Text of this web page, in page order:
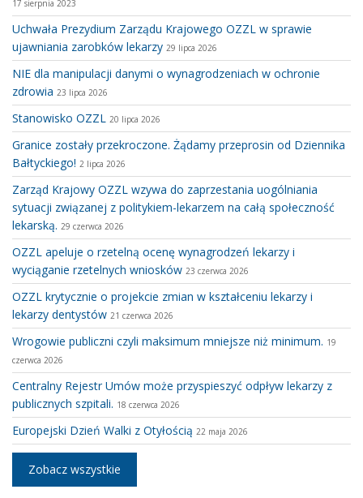
17 sierpnia 2023
Uchwała Prezydium Zarządu Krajowego OZZL w sprawie
ujawniania zarobków lekarzy 29 lipca 2026
NIE dla manipulacji danymi o wynagrodzeniach w ochronie
zdrowia 23 lipca 2026
Stanowisko OZZL 20 lipca 2026
Granice zostały przekroczone. Żądamy przeprosin od Dziennika
Bałtyckiego! 2 lipca 2026
Zarząd Krajowy OZZL wzywa do zaprzestania uogólniania
sytuacji związanej z politykiem-lekarzem na całą społeczność
lekarską. 29 czerwca 2026
OZZL apeluje o rzetelną ocenę wynagrodzeń lekarzy i
wyciąganie rzetelnych wniosków 23 czerwca 2026
OZZL krytycznie o projekcie zmian w kształceniu lekarzy i
lekarzy dentystów 21 czerwca 2026
Wrogowie publiczni czyli maksimum mniejsze niż minimum. 19
czerwca 2026
Centralny Rejestr Umów może przyspieszyć odpływ lekarzy z
publicznych szpitali. 18 czerwca 2026
Europejski Dzień Walki z Otyłością 22 maja 2026
Zobacz wszystkie